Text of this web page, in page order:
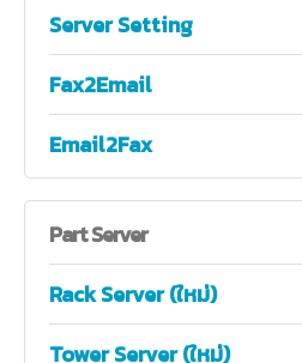
Server Setting
Fax2Email
Email2Fax
PartServer
Rack Server (ใหม่)
Tower Server (ใหม่)